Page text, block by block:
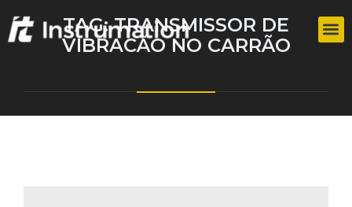
TAG:TRANSMISSOR DE
VIBRACÃO NO CARRÃO